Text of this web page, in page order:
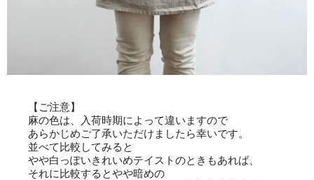
【ご注意】
麻の色は、入荷時期によって違いますので
あらかじめご了承いただけましたら幸いです。
並べて比較してみると
やや白っぽいきれいめテイストのときもあれば、
それに比較するとやや暗めの